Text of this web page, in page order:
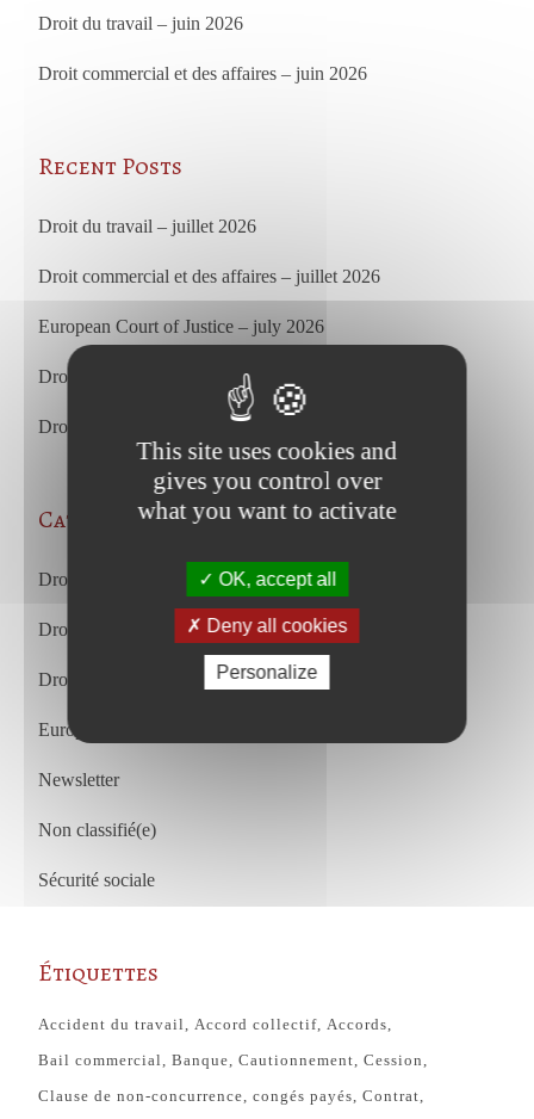
Droit du travail – juin 2026
Droit commercial et des affaires – juin 2026
Recent Posts
Droit du travail – juillet 2026
Droit commercial et des affaires – juillet 2026
European Court of Justice – july 2026
Droit du travail – juin 2026
Droit commercial et des affaires – juin 2026
Categories
Droit des affaires et droit commercial
Droit du travail
Droit du travail français et européen
European Court of Justice
Newsletter
Non classifié(e)
Sécurité sociale
Étiquettes
Accident du travail Accord collectif Accords
Bail commercial Banque Cautionnement Cession
Clause de non-concurrence congés payés Contrat
This site uses cookies and
gives you control over
what you want to activate
OK, accept all
Deny all cookies
Personalize